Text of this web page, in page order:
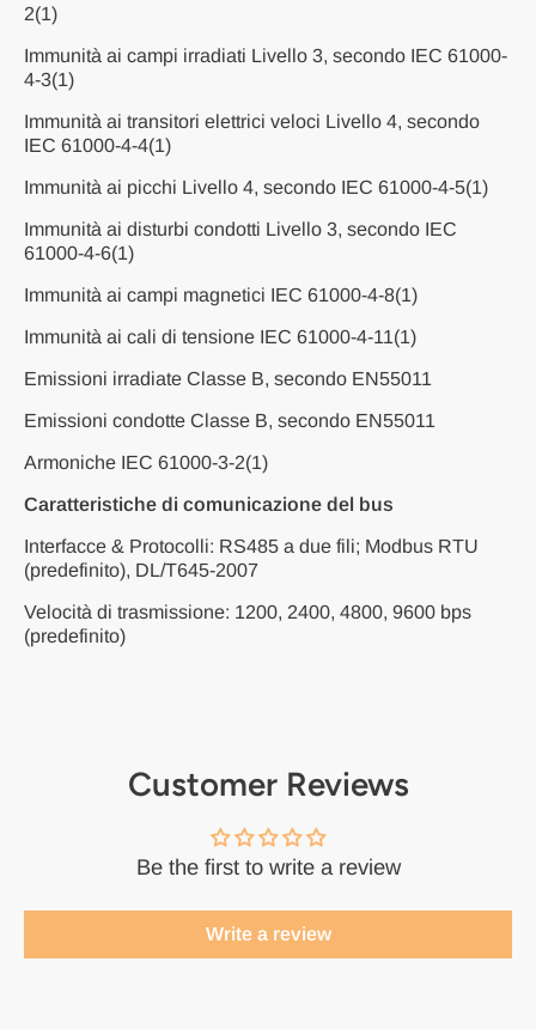
2(1)
Immunità ai campi irradiati Livello 3, secondo IEC 61000-
4-3(1)
Immunità ai transitori elettrici veloci Livello 4, secondo
IEC 61000-4-4(1)
Immunità ai picchi Livello 4, secondo IEC 61000-4-5(1)
Immunità ai disturbi condotti Livello 3, secondo IEC
61000-4-6(1)
Immunità ai campi magnetici IEC 61000-4-8(1)
Immunità ai cali di tensione IEC 61000-4-11(1)
Emissioni irradiate Classe B, secondo EN55011
Emissioni condotte Classe B, secondo EN55011
Armoniche IEC 61000-3-2(1)
Caratteristiche di comunicazione del bus
Interfacce & Protocolli: RS485 a due fili; Modbus RTU
(predefinito), DL/T645-2007
Velocità di trasmissione: 1200, 2400, 4800, 9600 bps
(predefinito)
Customer Reviews
Be the first to write a review
Write a review